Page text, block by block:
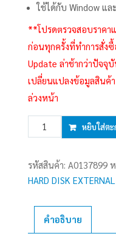
ใช้ได้กับ Window แ
**โปรดตรวจสอบราค
ก่อนทุกครั้งที่ทำการสั่ง
Update ล่าช้ากว่าปัจจุ
เปลี่ยนแปลงข้อมูลสินค้
ล่วงหน้า
จำนวน
1
EXT
HDD
SEAGATE
หยิบใส่ตะ
รหัสสินค้า: A0137899
HARD DISK
คำอธิบาย